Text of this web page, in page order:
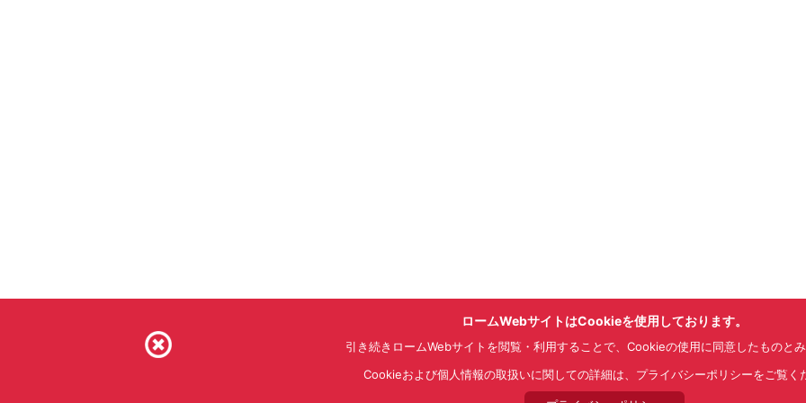
ロームWebサイトはCookieを使用しております。
引き続きロームWebサイトを閲覧・利用することで、Cookieの使用に同意したものとみ
Cookieおよび個人情報の取扱いに関しての詳細は、プライバシーポリシーをご覧く